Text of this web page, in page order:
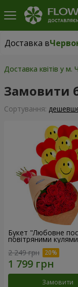
Доставка в
Доставка в
Доставка квітів у м.
Замовити
Сортування:
Букет "Любовне
повітряними кулями
2 249 грн
Замовити